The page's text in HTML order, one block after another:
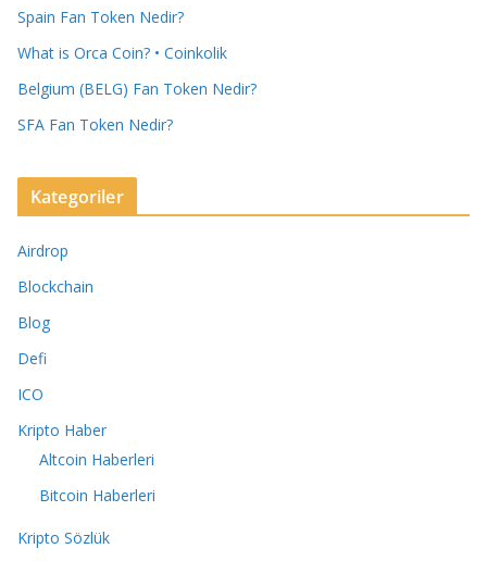
Spain Fan Token Nedir?
What is Orca Coin? • Coinkolik
Belgium (BELG) Fan Token Nedir?
SFA Fan Token Nedir?
Kategoriler
Airdrop
Blockchain
Blog
Defi
ICO
Kripto Haber
Altcoin Haberleri
Bitcoin Haberleri
Kripto Sözlük